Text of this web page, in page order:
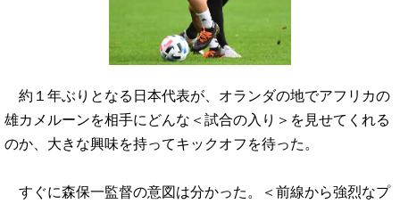
約１年ぶりとなる日本代表が、オランダの地でアフリカの
雄カメルーンを相手にどんな＜試合の入り＞を見せてくれる
のか、大きな興味を持ってキックオフを待った。
すぐに森保一監督の意図は分かった。＜前線から強烈なプ